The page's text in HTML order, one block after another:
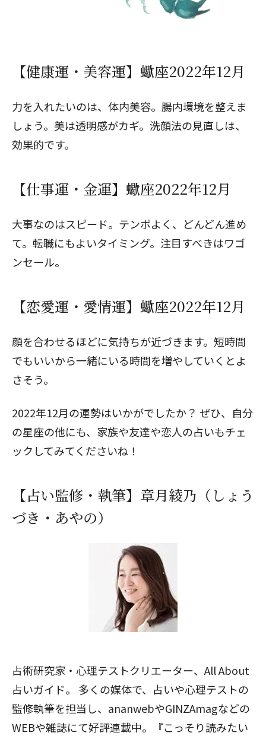
【健康運・美容運】蠍座2022年12月
力を入れたいのは、体内美容。腸内環境を整えま
しょう。美は透明感がカギ。洗顔法の見直しは、
効果的です。
【仕事運・金運】蠍座2022年12月
大事なのはスピード。テンポよく、どんどん進め
て。転職にもよいタイミング。注目すべきはワゴ
ンセール。
【恋愛運・愛情運】蠍座2022年12月
顔を合わせるほどに気持ちが近づきます。短時間
でもいいから一緒にいる時間を増やしていくとよ
さそう。
2022年12月の運勢はいかがでしたか？ ぜひ、自分
の星座の他にも、家族や友達や恋人の占いもチェ
ックしてみてくださいね！
【占い監修・執筆】章月綾乃（しょう
づき・あやの）
占術研究家・心理テストクリエーター、All About
占いガイド。 多くの媒体で、占いや心理テストの
監修執筆を担当し、ananwebやGINZAmagなどの
WEBや雑誌にて好評連載中。『こっそり読みたい